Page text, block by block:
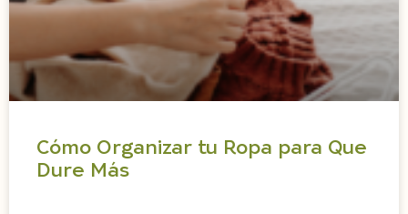
Cómo Organizar tu Ropa para Que
Dure Más